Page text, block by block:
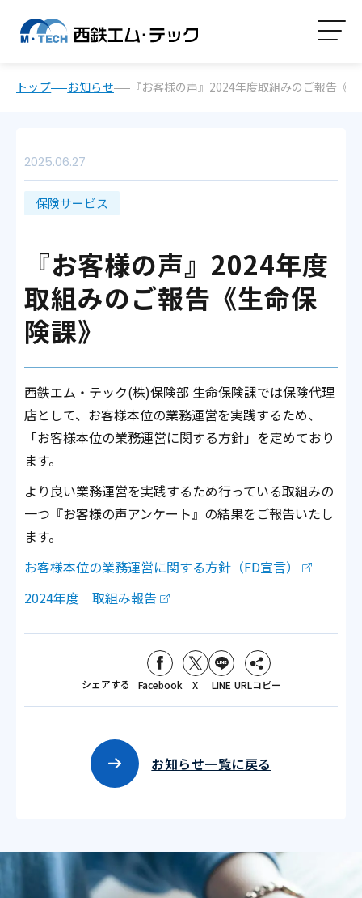
トップ お知らせ 『お客様の声』2024年度取組みのご報告《
2025.06.27
保険サービス
『お客様の声』2024年度
取組みのご報告《生命保
険課》
西鉄エム・テック(株)保険部 生命保険課では保険代理
店として、お客様本位の業務運営を実践するため、
「お客様本位の業務運営に関する方針」を定めており
ます。
より良い業務運営を実践するため行っている取組みの
一つ『お客様の声アンケート』の結果をご報告いたし
ます。
お客様本位の業務運営に関する方針（FD宣言）
2024年度 取組み報告
シェアする Facebook X LINE URLコピー
お知らせ一覧に戻る